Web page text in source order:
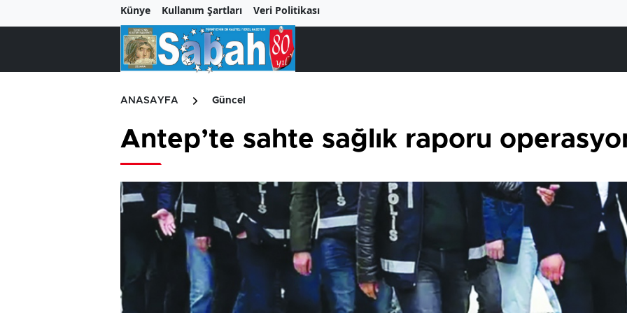
Künye Kullanım Şartları Veri Politikası
ANASAYFA Güncel
Antep’te sahte sağlık raporu